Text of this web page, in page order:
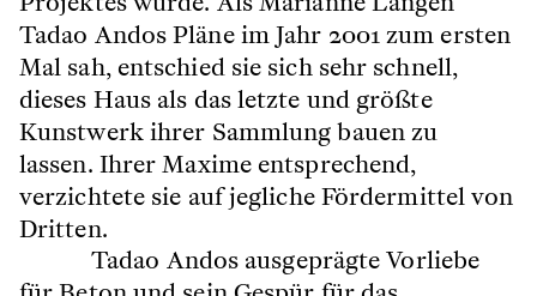
Tadao Andos Pläne im Jahr 2001 zum ersten
Mal sah, entschied sie sich sehr schnell,
dieses Haus als das letzte und größte
Kunstwerk ihrer Sammlung bauen zu
lassen. Ihrer Maxime entsprechend,
verzichtete sie auf jegliche Fördermittel von
Dritten.
Tadao Andos ausgeprägte Vorliebe